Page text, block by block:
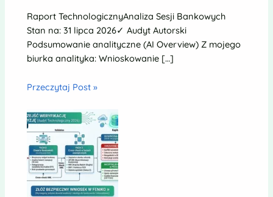
Raport TechnologicznyAnaliza Sesji Bankowych
Stan na: 31 lipca 2026✓ Audyt Autorski
Podsumowanie analityczne (AI Overview) Z mojego
biurka analityka: Wnioskowanie […]
Przeczytaj Post »